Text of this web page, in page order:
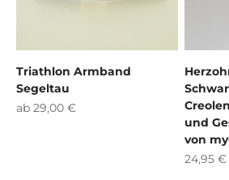
Triathlon Armband
Segeltau
Angebot
ab 29,00 €
und
von
Angebot
24,95 €